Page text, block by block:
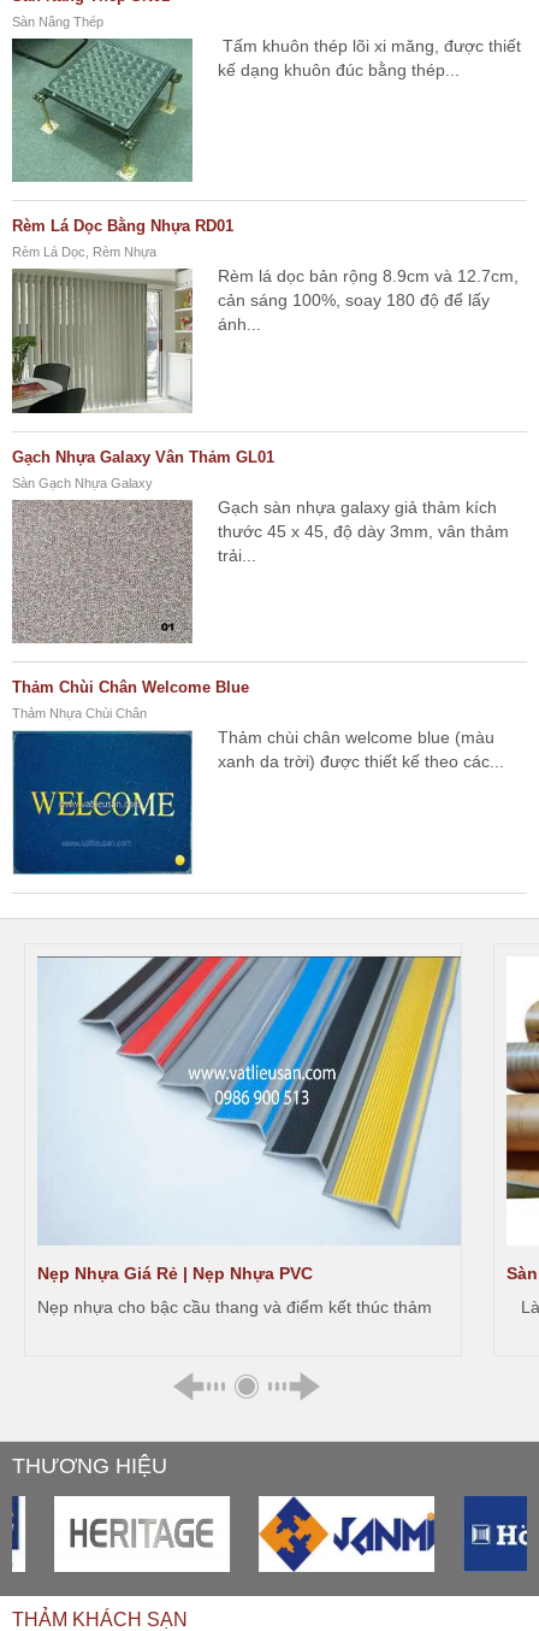
Sàn Nâng Thép
Tấm khuôn thép lõi xi măng, được thiết
kế dạng khuôn đúc bằng thép...
Rèm Lá Dọc Bằng Nhựa RD01
Rèm Lá Dọc, Rèm Nhựa
Rèm lá dọc bản rộng 8.9cm và 12.7cm,
cản sáng 100%, soay 180 độ để lấy
ánh...
Gạch Nhựa Galaxy Vân Thảm GL01
Sàn Gạch Nhựa Galaxy
Gạch sàn nhựa galaxy giả thảm kích
thước 45 x 45, độ dày 3mm, vân thảm
trải...
Thảm Chùi Chân Welcome Blue
Thảm Nhựa Chùi Chân
Thảm chùi chân welcome blue (màu
xanh da trời) được thiết kế theo các...
Nẹp Nhựa Giá Rẻ | Nẹp Nhựa PVC
Nẹp nhựa cho bậc cầu thang và điểm kết thúc thảm
Là
THƯƠNG HIỆU
THẢM KHÁCH SẠN